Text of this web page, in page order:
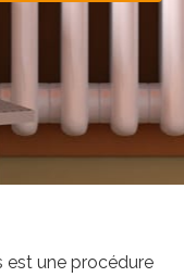
est une procédure